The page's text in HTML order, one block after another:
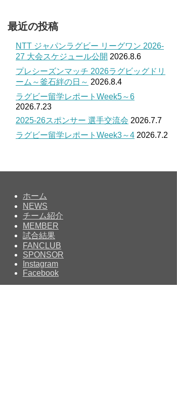
最近の投稿
NTT ジャパンラグビー リーグワン 2026-
27 大会スケジュール公開 2026.8.6
プレシーズンマッチ 2026ラグビッグドリ
ーム～釜石絆の日～ 2026.8.4
ラグビー留学レポートWeek5～6
2026.7.23
2025-26スポンサー 選手交流会 2026.7.7
ラグビー留学レポートWeek3～4 2026.7.2
ホーム
NEWS
チーム紹介
MEMBER
試合結果
FANCLUB
SPONSOR
Instagram
Facebook